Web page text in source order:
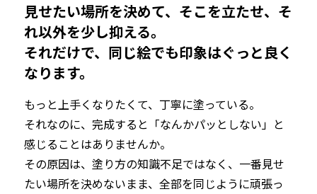
見せたい場所を決めて、そこを立たせ、そ
れ以外を少し抑える。
それだけで、同じ絵でも印象はぐっと良く
なります。
もっと上手くなりたくて、丁寧に塗っている。
それなのに、完成すると「なんかパッとしない」と
感じることはありませんか。
その原因は、塗り方の知識不足ではなく、一番見せ
たい場所を決めないまま、全部を同じように頑張っ